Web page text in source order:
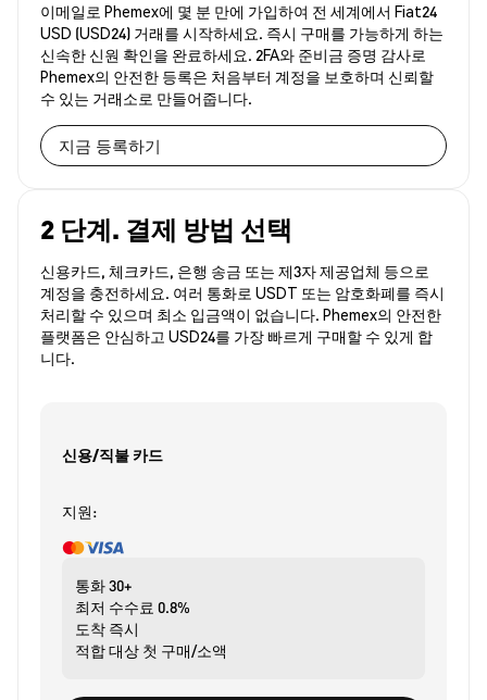
이메일로 Phemex에 몇 분 만에 가입하여 전 세계에서 Fiat24
USD (USD24) 거래를 시작하세요. 즉시 구매를 가능하게 하는
신속한 신원 확인을 완료하세요. 2FA와 준비금 증명 감사로
Phemex의 안전한 등록은 처음부터 계정을 보호하며 신뢰할
수 있는 거래소로 만들어줍니다.
지금 등록하기
2 단계. 결제 방법 선택
신용카드, 체크카드, 은행 송금 또는 제3자 제공업체 등으로
계정을 충전하세요. 여러 통화로 USDT 또는 암호화폐를 즉시
처리할 수 있으며 최소 입금액이 없습니다. Phemex의 안전한
플랫폼은 안심하고 USD24를 가장 빠르게 구매할 수 있게 합
니다.
신용/직불 카드
지원:
통화30+
최저 수수료 0.8%
도착 즉시
적합 대상 첫 구매/소액